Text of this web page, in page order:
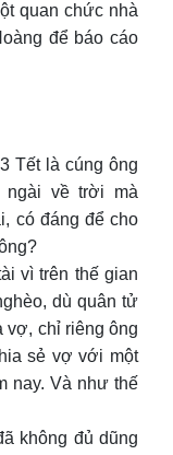
quan chức nhà
để báo cáo
Tết là cúng ông
ngài về trời mà
có đáng để cho
vì trên thế gian
dù quân tử
vợ, chỉ riêng ông
sẻ vợ với một
nay. Và như thế
không đủ dũng